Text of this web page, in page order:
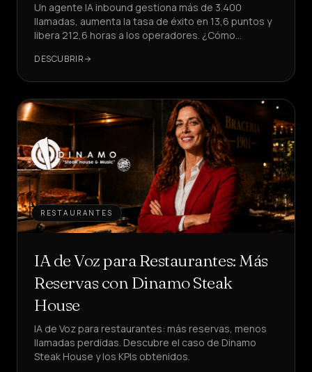
Un agente IA inbound gestiona más de 3.400
llamadas, aumenta la tasa de éxito en 13,6 puntos y
libera 212,6 horas a los operadores. ¿Cómo
DESCUBRIR
RESTAURANTES
IA de Voz para Restaurantes: Más
Reservas con Dinamo Steak
House
IA de Voz para restaurantes: más reservas, menos
llamadas perdidas. Descubre el caso de Dinamo
Steak House y los KPIs obtenidos.